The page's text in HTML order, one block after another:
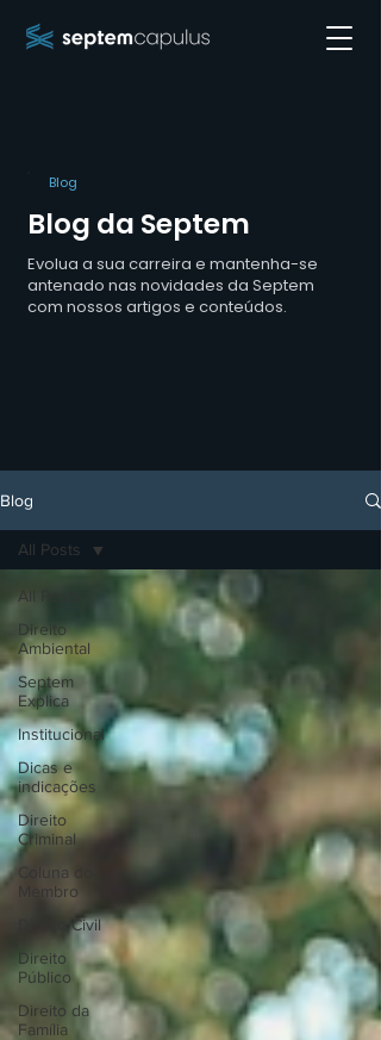
Blog
Blog da Septem
Evolua a sua carreira e mantenha-se
antenado nas novidades da Septem
com nossos artigos e conteúdos.
Blog
All Posts
Direito
Ambiental
Septem
Explica
Institucional
Dicas e
indicações
Direito
Criminal
Coluna do
Membro
Direito Civil
Direito
Público
Direito da
Família
All Posts